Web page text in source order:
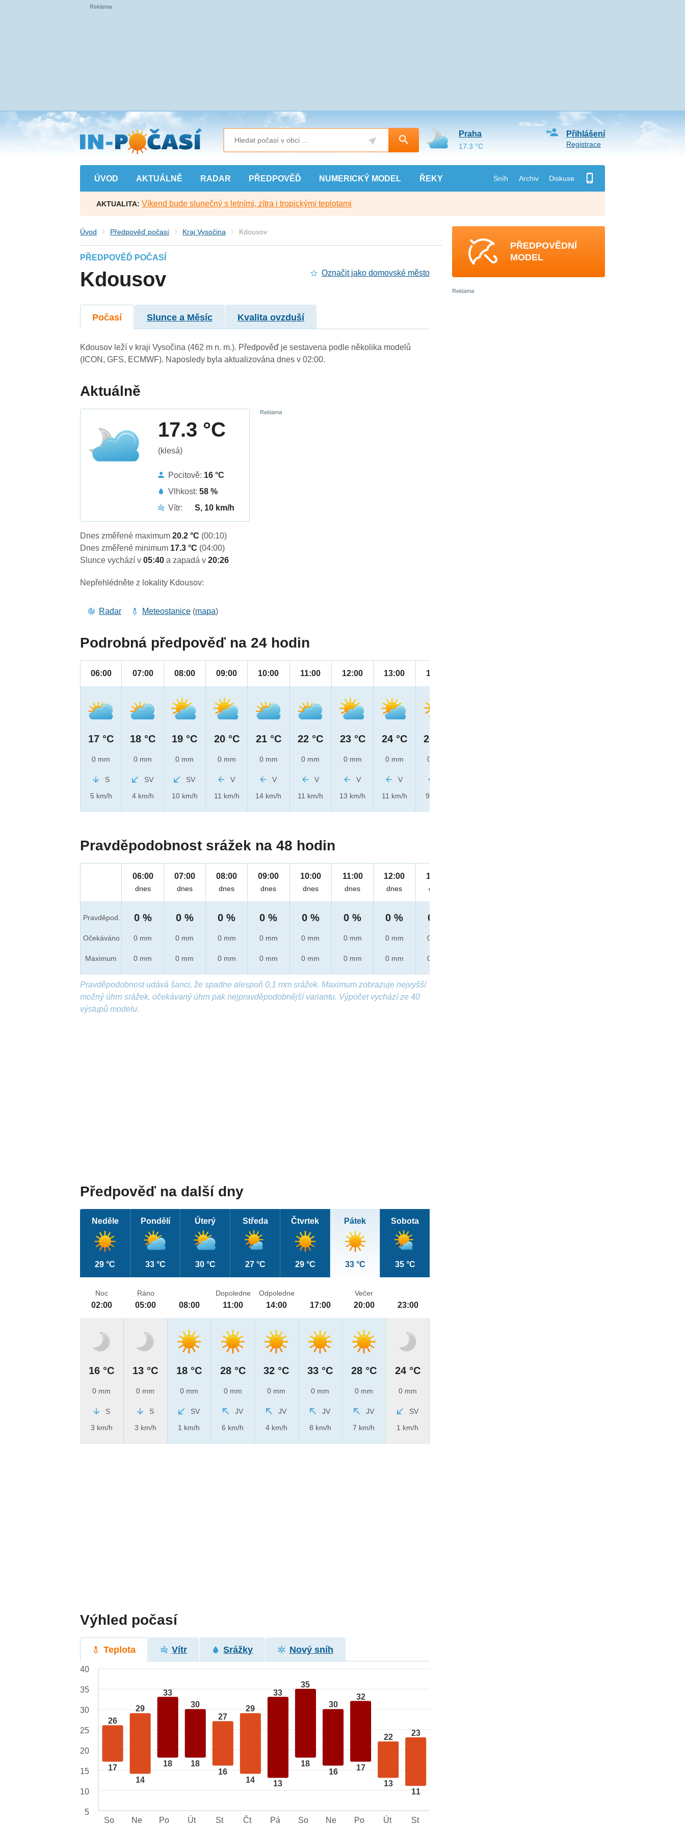
Přejít
na
hlavní
obsah
ÚVOD AKTUÁLNĚ RADAR PŘEDPOVĚĎ NUMERICKÝ MODEL ŘEKY Sníh Archiv Diskuse
Přihlášení
Registrace
Praha
17.3 °C
AKTUALITA: Víkend bude slunečný s letními, zítra i tropickými teplotami
Úvod Předpověď počasí Kraj Vysočina Kdousov
PŘEDPOVĚĎ POČASÍ
Kdousov Označit jako domovské město
Počasí Slunce a Měsíc Kvalita ovzduší
Kdousov leží v kraji Vysočina (462 m n. m.). Předpověď je sestavena podle několika modelů
(ICON, GFS, ECMWF). Naposledy byla aktualizována dnes v 02:00.
Aktuálně
17.3 °C
(klesá)
Pocitově: 16 °C
Vlhkost:58 %
Vítr:
S, 10 km/h
Dnes změřené maximum20.2 °C (00:10)
Dnes změřené minimum 17.3 °C (04:00)
Slunce vychází v05:40a zapadá v20:26
Nepřehlédněte z lokality Kdousov:
Radar Meteostanice (mapa)
Podrobná předpověď na 24 hodin
06:00
17 °C
0 mm
S
5 km/h
07:00
18 °C
0 mm
SV
4 km/h
08:00
19 °C
0 mm
SV
10 km/h
09:00
20 °C
0 mm
V
11 km/h
10:00
21 °C
0 mm
V
14 km/h
11:00
22 °C
0 mm
V
11 km/h
12:00
23 °C
0 mm
V
13 km/h
13:00
24 °C
0 mm
V
11 km/h
14:00
26 °C
0 mm
9 km/h
Pravděpodobnost srážek na 48 hodin
Pravděpod.
Očekáváno
Maximum
06:00
dnes
0 %
0 mm
0 mm
07:00
dnes
0 %
0 mm
0 mm
08:00
dnes
0 %
0 mm
0 mm
09:00
dnes
0 %
0 mm
0 mm
10:00
dnes
0 %
0 mm
0 mm
11:00
dnes
0 %
0 mm
0 mm
12:00
dnes
0 %
0 mm
0 mm
13:00
dnes
0 %
0 mm
0 mm
Pravděpodobnost udává šanci, že spadne alespoň 0,1 mm srážek. Maximum zobrazuje nejvyšší
možný úhrn srážek, očekávaný úhrn pak nejpravděpodobnější variantu. Výpočet vychází ze 40
výstupů modelu.
Předpověď na další dny
Neděle
29 °C
Pondělí
33 °C
Úterý
30 °C
Středa
27 °C
Čtvrtek
29 °C
Pátek
33 °C
Sobota
35 °C
Noc
02:00
16 °C
0 mm
S
3 km/h
Ráno
05:00
13 °C
0 mm
S
3 km/h
08:00
18 °C
0 mm
SV
1 km/h
Dopoledne
11:00
28 °C
0 mm
JV
6 km/h
Odpoledne
14:00
32 °C
0 mm
JV
4 km/h
17:00
33 °C
0 mm
JV
8 km/h
Večer
20:00
28 °C
0 mm
JV
7 km/h
23:00
24 °C
0 mm
SV
1 km/h
Výhled počasí
Teplota Vítr Srážky Nový sníh
26
17
29
14
33
18
30
18
27
16
29
14
33
13
35
18
30
16
32
17
22
13
23
11
40
35
30
25
20
15
10
5
So
Ne Po Út St Čt Pá So Ne Po Út St
PŘEDPOVĚDNÍ
MODEL